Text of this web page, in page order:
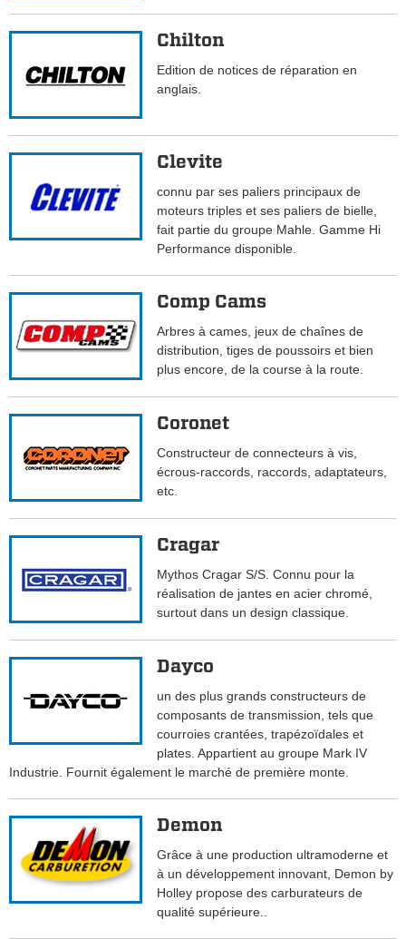
Chilton
Edition de notices de réparation en
anglais.
Clevite
connu par ses paliers principaux de
moteurs triples et ses paliers de bielle,
fait partie du groupe Mahle. Gamme Hi
Performance disponible.
Comp Cams
Arbres à cames, jeux de chaînes de
distribution, tiges de poussoirs et bien
plus encore, de la course à la route.
Coronet
Constructeur de connecteurs à vis,
écrous-raccords, raccords, adaptateurs,
etc.
Cragar
Mythos Cragar S/S. Connu pour la
réalisation de jantes en acier chromé,
surtout dans un design classique.
Dayco
un des plus grands constructeurs de
composants de transmission, tels que
courroies crantées, trapézoïdales et
plates. Appartient au groupe Mark IV
Industrie. Fournit également le marché de première monte.
Demon
Grâce à une production ultramoderne et
à un développement innovant, Demon by
Holley propose des carburateurs de
qualité supérieure..